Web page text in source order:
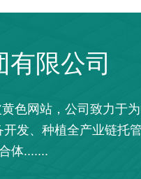
限公司
网站，公司致力于
、种植全产业链托管
体.......